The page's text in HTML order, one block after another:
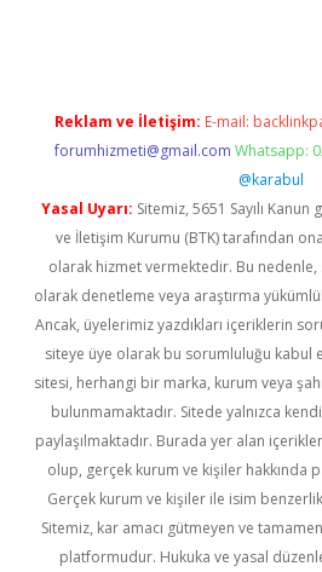
Reklam ve İletişim: E-mail:
forumhizmeti@gmail.com Whatsapp:
@karabul
Yasal Uyarı: Sitemiz, 5651 Sayılı
ve İletişim Kurumu (BTK) tarafından
olarak hizmet vermektedir. Bu
olarak denetleme veya araştırma
Ancak, üyelerimiz yazdıkları içeriklerin
siteye üye olarak bu sorumluluğu kabul
sitesi, herhangi bir marka, kurum veya
bulunmamaktadır. Sitede yalnızca
paylaşılmaktadır. Burada yer alan
olup, gerçek kurum ve kişiler hakkında
Gerçek kurum ve kişiler ile isim
Sitemiz, kar amacı gütmeyen ve
platformudur. Hukuka ve yasal